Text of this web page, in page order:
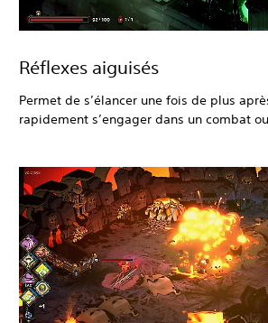
Réflexes aiguisés
Permet de s’élancer une fois de plus
rapidement s’engager dans un combat